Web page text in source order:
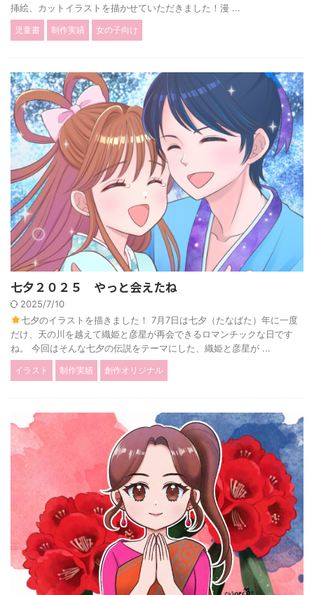
挿絵、カットイラストを描かせていただきました！漫 ...
児童書 制作実績 女の子向け
七夕２０２５ やっと会えたね
2025/7/10
七夕のイラストを描きました！ 7月7日は七夕（たなばた）年に一度
だけ、天の川を越えて織姫と彦星が再会できるロマンチックな日です
ね。 今回はそんな七夕の伝説をテーマにした、織姫と彦星が ...
イラスト 制作実績 創作オリジナル